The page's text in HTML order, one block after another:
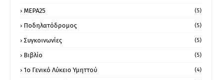
ΜΕΡΑ25 (5)
Ποδηλατόδρομος (5)
Συγκοινωνίες (5)
Βιβλίο (5)
1ο Γενικό Λύκειο Υμηττού (4)